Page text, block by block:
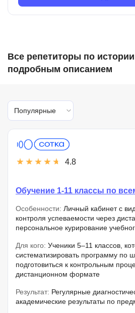
Все репетиторы по
подробным описанием
Популярные
4.8
Обучение 1-11 классы по
Особенности: Личный кабинет с
контроля успеваемости через
персональное курирование
Для кого: Ученики 5–11 классов,
систематизировать программу по
подготовиться к контрольным
дистанционном формате
Результат: Регулярные
академические результаты по